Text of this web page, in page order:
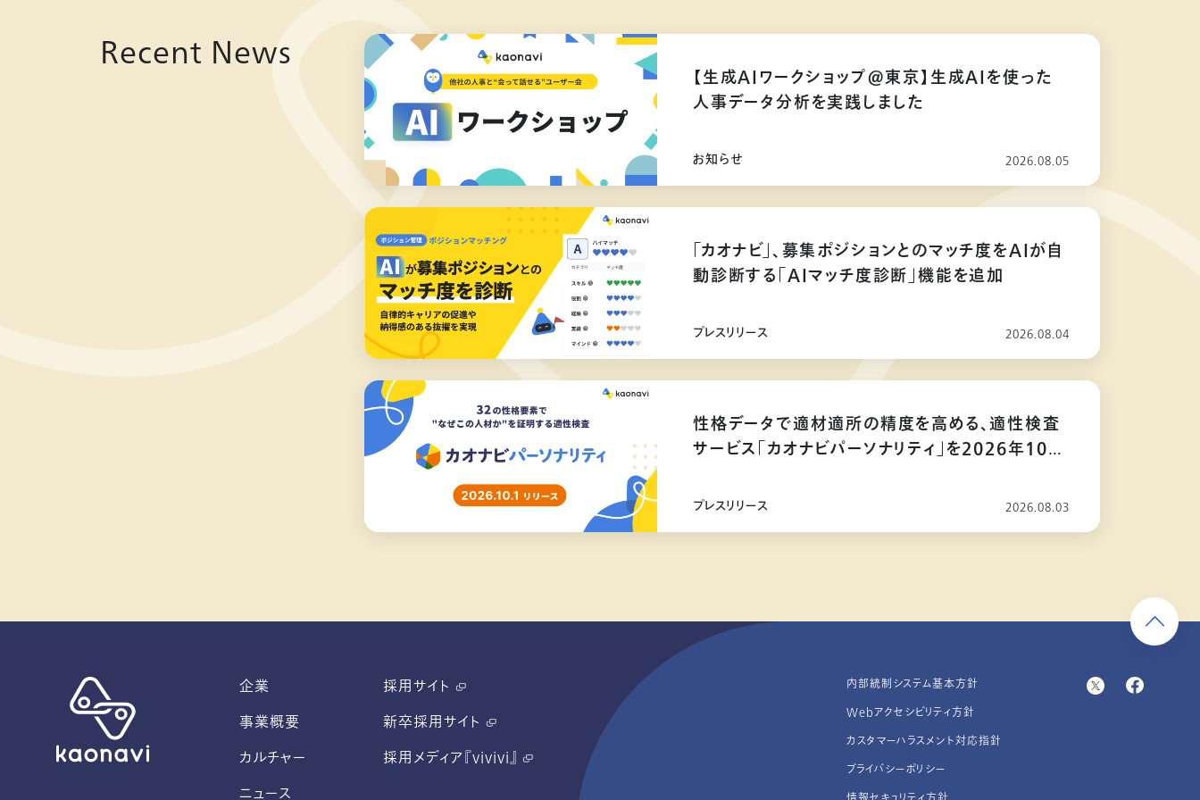
Recent News
【生成AIワークショップ@東京】生成AIを使った
人事データ分析を実践しました
お知らせ 2026.08.05
「カオナビ」、募集ポジションとのマッチ度をAIが自
動診断する「AIマッチ度診断」機能を追加
プレスリリース 2026.08.04
性格データで適材適所の精度を高める、適性検査
サービス「カオナビパーソナリティ」を2026年10月
プレスリリース 2026.08.03
企業
事業概要
カルチャー
ニュース
採用サイト
新卒採用サイト
採用メディア『vivivi』
内部統制システム基本方針
Webアクセシビリティ方針
カスタマーハラスメント対応指針
プライバシーポリシー